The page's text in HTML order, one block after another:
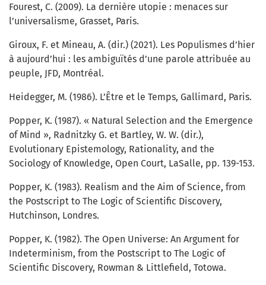
Fourest, C. (2009). La dernière utopie : menaces sur
l’universalisme, Grasset, Paris.
Giroux, F. et Mineau, A. (dir.) (2021). Les Populismes d’hier
à aujourd’hui : les ambiguïtés d’une parole attribuée au
peuple, JFD, Montréal.
Heidegger, M. (1986). L’Être et le Temps, Gallimard, Paris.
Popper, K. (1987). « Natural Selection and the Emergence
of Mind », Radnitzky G. et Bartley, W. W. (dir.),
Evolutionary Epistemology, Rationality, and the
Sociology of Knowledge, Open Court, LaSalle, pp. 139-153.
Popper, K. (1983). Realism and the Aim of Science, from
the Postscript to The Logic of Scientific Discovery,
Hutchinson, Londres.
Popper, K. (1982). The Open Universe: An Argument for
Indeterminism, from the Postscript to The Logic of
Scientific Discovery, Rowman & Littlefield, Totowa.